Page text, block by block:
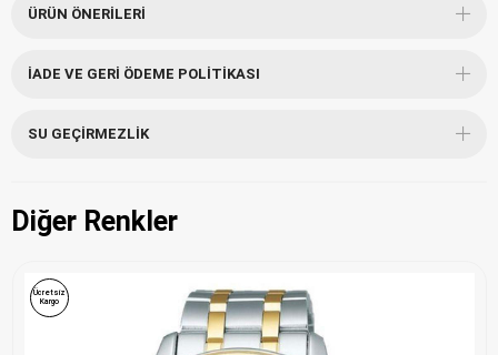
ÜRÜN ÖNERILERI
İADE VE GERI ÖDEME POLITIKASI
SU GEÇIRMEZLIK
Diğer Renkler
Ücretsiz
Kargo